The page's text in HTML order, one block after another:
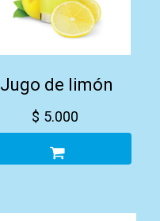
Jugo de limón
$ 5.000